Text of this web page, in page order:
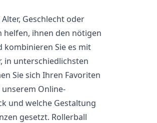
Geschlecht oder
helfen, ihnen den nötigen
kombinieren Sie es mit
in unterschiedlichsten
Sie sich Ihren Favoriten
Online-
und welche Gestaltung
gesetzt. Rollerball